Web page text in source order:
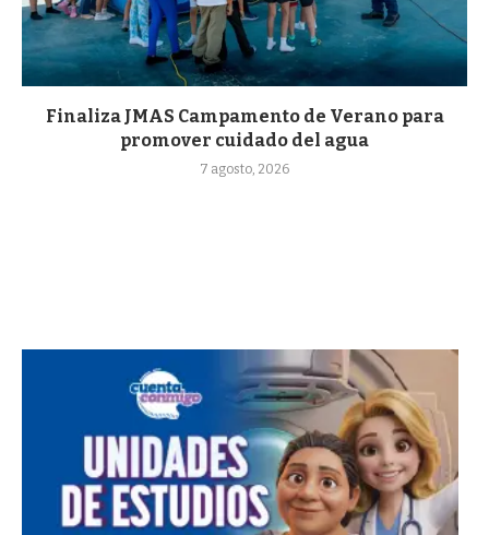
Finaliza JMAS Campamento de Verano para
promover cuidado del agua
7 agosto, 2026